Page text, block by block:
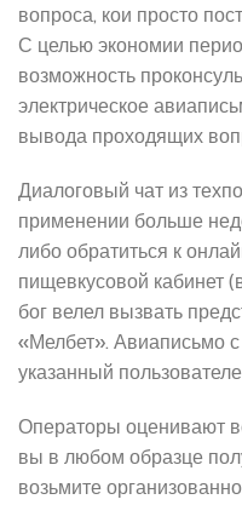
вопроса, кои просто
С целью экономии
возможность
электрическое
вывода проходящих
Диалоговый чат из
применении больше
либо обратиться к
пищевкусовой кабинет
бог велел вызвать
«Мелбет». Авиаписьмо
указанный
Операторы оценивают
вы в любом образце
возьмите